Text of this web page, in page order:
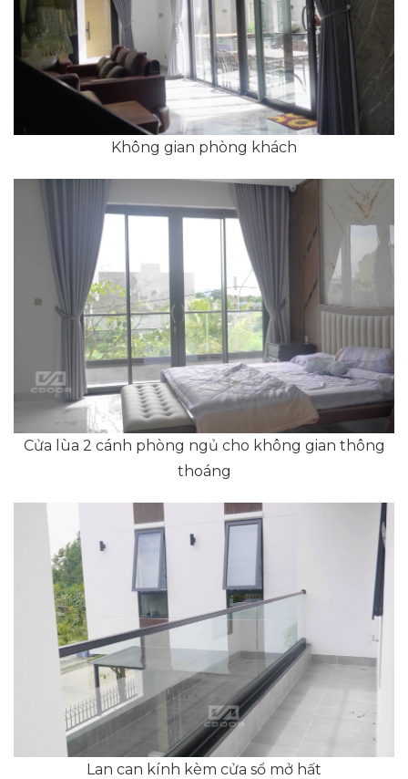
Không gian phòng khách
Cửa lùa 2 cánh phòng ngủ cho không gian thông
thoáng
Lan can kính kèm cửa sổ mở hất